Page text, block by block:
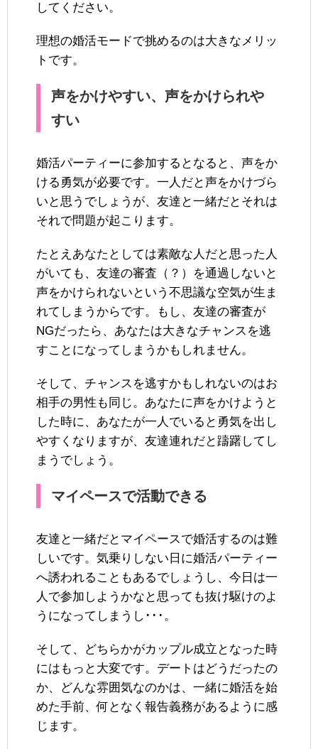
してください。
理想の婚活モードで挑めるのは大きなメリッ
トです。
声をかけやすい、声をかけられや
すい
婚活パーティーに参加するとなると、声をか
ける勇気が必要です。一人だと声をかけづら
いと思うでしょうが、友達と一緒だとそれは
それで問題が起こります。
たとえあなたとしては素敵な人だと思った人
がいても、友達の審査（？）を通過しないと
声をかけられないという不思議な空気が生ま
れてしまうからです。もし、友達の審査が
NGだったら、あなたは大きなチャンスを逃
すことになってしまうかもしれません。
そして、チャンスを逃すかもしれないのはお
相手の男性も同じ。あなたに声をかけようと
した時に、あなたが一人でいると勇気を出し
やすくなりますが、友達連れだと躊躇してし
まうでしょう。
マイペースで活動できる
友達と一緒だとマイペースで婚活するのは難
しいです。気乗りしない日に婚活パーティー
へ誘われることもあるでしょうし、今日は一
人で参加しようかなと思っても抜け駆けのよ
うになってしまうし･･･。
そして、どちらかがカップル成立となった時
にはもっと大変です。デートはどうだったの
か、どんな雰囲気なのかは、一緒に婚活を始
めた手前、何となく報告義務があるように感
じます。